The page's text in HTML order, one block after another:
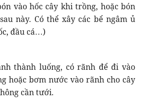
vào hốc cây khi trồng, hoặc bón
này. Có thể xây các bể ngâm ủ
đầu cá…)
thành luống, có rãnh để đi vào
hoặc bơm nước vào rãnh cho cây
cần tưới.